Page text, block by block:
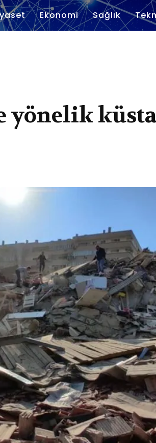
Ekonomi Sağlık
yönelik